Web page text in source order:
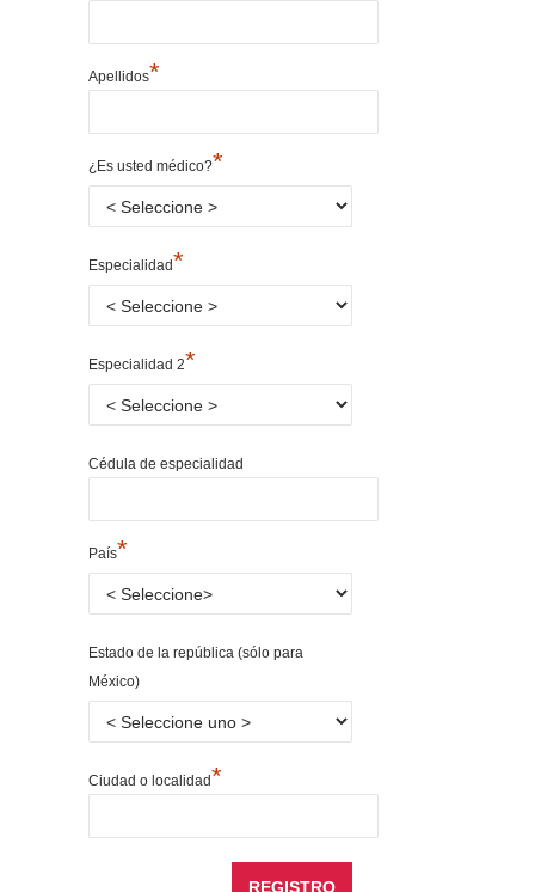
Apellidos*
¿Es usted médico?*
Especialidad*
Especialidad 2*
Cédula de especialidad
País*
Estado de la república (sólo para
México)
Ciudad o localidad*